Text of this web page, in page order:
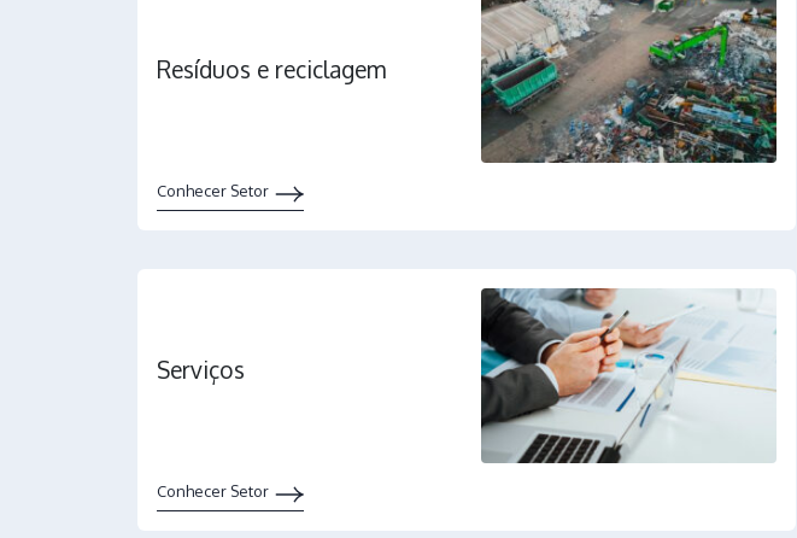
Resíduos e reciclagem
Conhecer Setor
Serviços
Conhecer Setor